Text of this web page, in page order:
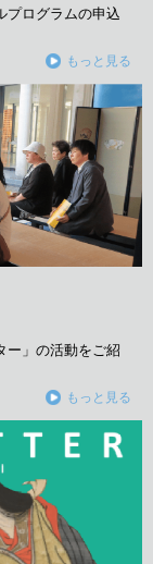
プログラムの申込
もっと見る
ー」の活動をご紹
もっと見る